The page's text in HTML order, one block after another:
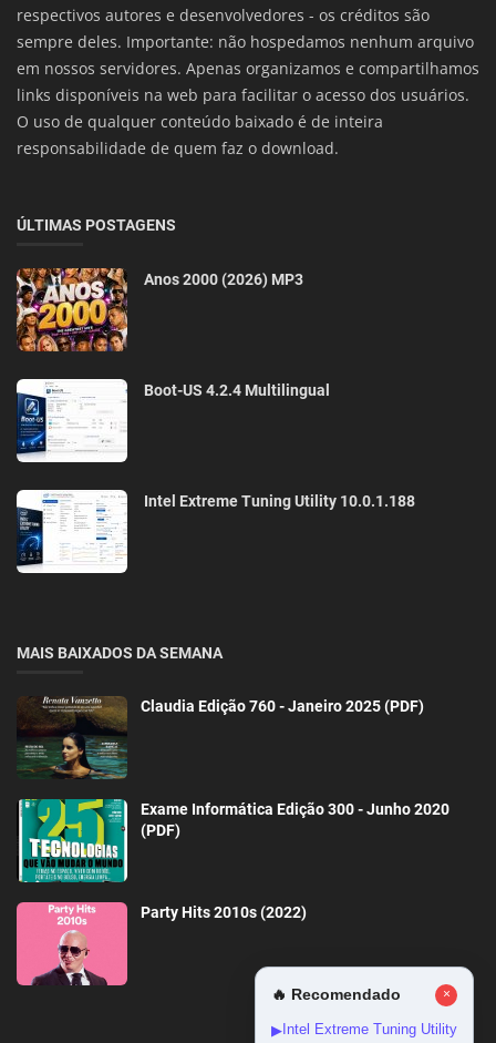
respectivos autores e desenvolvedores - os créditos são
sempre deles. Importante: não hospedamos nenhum arquivo
em nossos servidores. Apenas organizamos e compartilhamos
links disponíveis na web para facilitar o acesso dos usuários.
O uso de qualquer conteúdo baixado é de inteira
responsabilidade de quem faz o download.
ÚLTIMAS POSTAGENS
Anos 2000 (2026) MP3
Boot-US 4.2.4 Multilingual
Intel Extreme Tuning Utility 10.0.1.188
MAIS BAIXADOS DA SEMANA
Claudia Edição 760 - Janeiro 2025 (PDF)
Exame Informática Edição 300 - Junho 2020
(PDF)
Party Hits 2010s (2022)
🔥 Recomendado ×
▶ Intel Extreme Tuning Utility